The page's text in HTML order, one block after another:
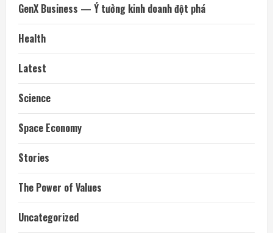
GenX Business — Ý tưởng kinh doanh đột phá
Health
Latest
Science
Space Economy
Stories
The Power of Values
Uncategorized